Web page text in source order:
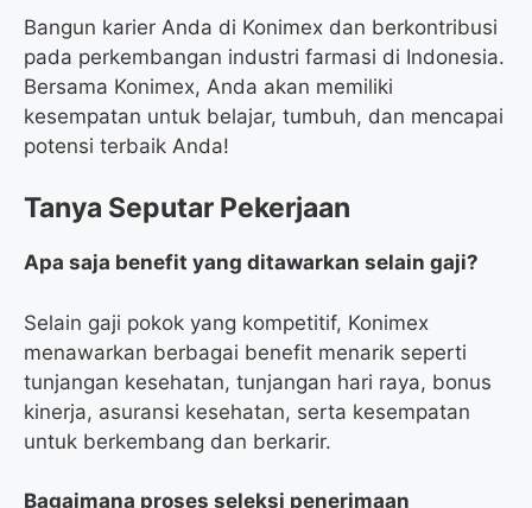
Bangun karier Anda di Konimex dan berkontribusi
pada perkembangan industri farmasi di Indonesia.
Bersama Konimex, Anda akan memiliki
kesempatan untuk belajar, tumbuh, dan mencapai
potensi terbaik Anda!
Tanya Seputar Pekerjaan
Apa saja benefit yang ditawarkan selain gaji?
Selain gaji pokok yang kompetitif, Konimex
menawarkan berbagai benefit menarik seperti
tunjangan kesehatan, tunjangan hari raya, bonus
kinerja, asuransi kesehatan, serta kesempatan
untuk berkembang dan berkarir.
Bagaimana proses seleksi penerimaan